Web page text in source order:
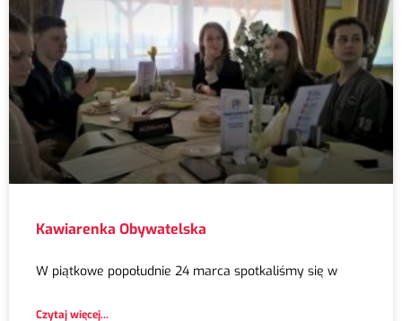
Kawiarenka Obywatelska
W piątkowe popołudnie 24 marca spotkaliśmy się w
Czytaj więcej...